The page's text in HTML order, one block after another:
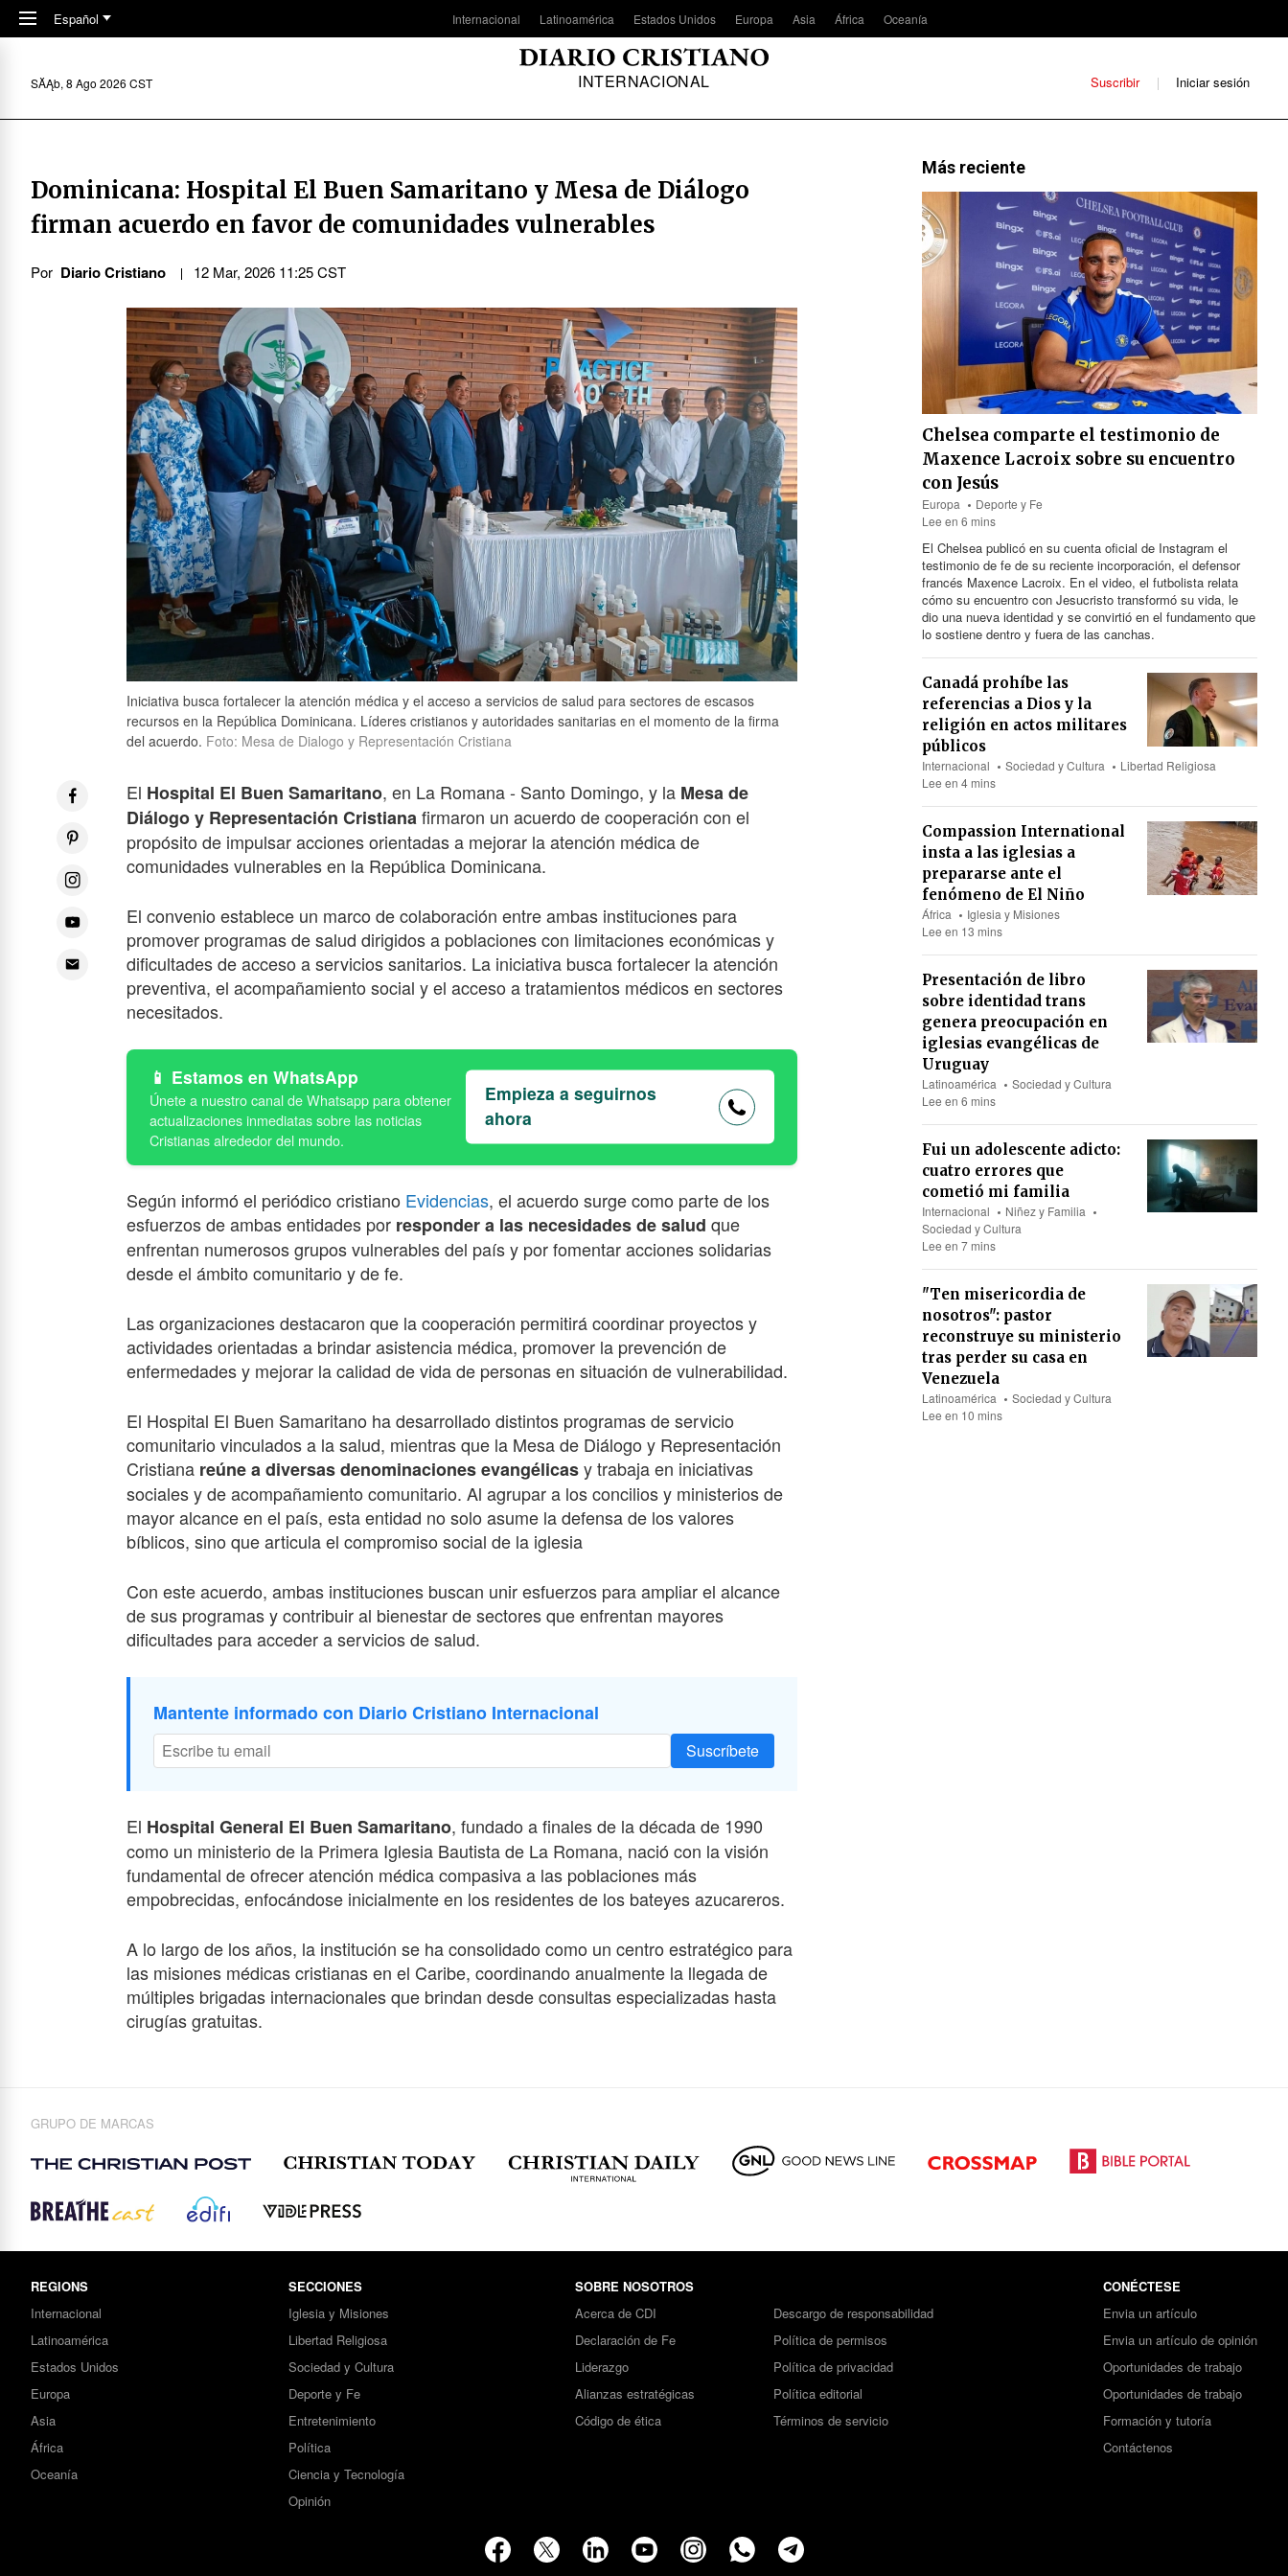
Skip to main content
Español Internacional Latinoamérica Estados Unidos Europa Asia África Oceanía
INTERNACIONAL
SĂĄb, 8 Ago 2026 CST Suscribir Iniciar sesión
Dominicana: Hospital El Buen Samaritano y Mesa de Diálogo
firman acuerdo en favor de comunidades vulnerables
Por Diario Cristiano 12 Mar, 2026 11:25 CST
Iniciativa busca fortalecer la atención médica y el acceso a servicios de salud para sectores de escasos
recursos en la República Dominicana. Líderes cristianos y autoridades sanitarias en el momento de la firma
del acuerdo. Foto: Mesa de Dialogo y Representación Cristiana
El Hospital El Buen Samaritano, en La Romana - Santo Domingo, y la Mesa de
Diálogo y Representación Cristianafirmaron un acuerdo de cooperación con el
propósito de impulsar acciones orientadas a mejorar la atención médica de
comunidades vulnerables en la República Dominicana.
El convenio establece un marco de colaboración entre ambas instituciones para
promover programas de salud dirigidos a poblaciones con limitaciones económicas y
dificultades de acceso a servicios sanitarios. La iniciativa busca fortalecer la atención
preventiva, el acompañamiento social y el acceso a tratamientos médicos en sectores
necesitados.
Estamos en WhatsApp
Empieza a seguirnos
ahora
Según informó el periódico cristiano Evidencias, el acuerdo surge como parte de los
esfuerzos de ambas entidades por responder a las necesidades de salud que
enfrentan numerosos grupos vulnerables del país y por fomentar acciones solidarias
desde el ámbito comunitario y de fe.
Las organizaciones destacaron que la cooperación permitirá coordinar proyectos y
actividades orientadas a brindar asistencia médica, promover la prevención de
enfermedades y mejorar la calidad de vida de personas en situación de vulnerabilidad.
El Hospital El Buen Samaritano ha desarrollado distintos programas de servicio
comunitario vinculados a la salud, mientras que la Mesa de Diálogo y Representación
Cristiana reúne a diversas denominaciones evangélicasy trabaja en iniciativas
sociales y de acompañamiento comunitario. Al agrupar a los concilios y ministerios de
mayor alcance en el país, esta entidad no solo asume la defensa de los valores
bíblicos, sino que articula el compromiso social de la iglesia
Con este acuerdo, ambas instituciones buscan unir esfuerzos para ampliar el alcance
de sus programas y contribuir al bienestar de sectores que enfrentan mayores
dificultades para acceder a servicios de salud.
Mantente informado con Diario Cristiano Internacional
Suscríbete
El Hospital General El Buen Samaritano, fundado a finales de la décadade 1990
como un ministerio de la Primera Iglesia Bautista de La Romana, nació con la visión
fundamental de ofrecer atención médica compasiva a las poblaciones más
empobrecidas, enfocándose inicialmente en los residentes de los bateyes azucareros.
A lo largo de los años, la institución se ha consolidado como un centro estratégico para
las misiones médicas cristianas en el Caribe, coordinando anualmente la llegada de
múltiples brigadas internacionales que brindan desde consultas especializadas hasta
cirugías gratuitas.
Más reciente
Chelsea comparte el testimonio de
Maxence Lacroix sobre su encuentro
con Jesús
Europa
Deporte y Fe
Lee en 6 mins
El Chelsea publicó en su cuenta oficial de Instagram el
testimonio de fe de su reciente incorporación, el defensor
francés Maxence Lacroix. En el video, el futbolista relata
cómo su encuentro con Jesucristo transformó su vida, le
dio una nueva identidad y se convirtió en el fundamento que
lo sostiene dentro y fuera de las canchas.
Canadá prohíbe las
referencias a Dios y la
religión en actos militares
públicos
Internacional Sociedad y Cultura
Libertad Religiosa
Lee en 4 mins
Compassion International
insta a las iglesias a
prepararse ante el
fenómeno de El Niño
África
Iglesia y Misiones
Lee en 13 mins
Presentación de libro
sobre identidad trans
genera preocupación en
iglesias evangélicas de
Uruguay
Latinoamérica
Sociedad y Cultura
Lee en 6 mins
Fui un adolescente adicto:
cuatro errores que
cometió mi familia
Internacional
Niñez y Familia
Sociedad y Cultura
Lee en 7 mins
"Ten misericordia de
nosotros": pastor
reconstruye su ministerio
tras perder su casa en
Venezuela
Latinoamérica
Sociedad y Cultura
Lee en 10 mins
GRUPO DE MARCAS
REGIONS
Internacional
Latinoamérica
Estados Unidos
Europa
Asia
África
Oceanía
SECCIONES
Iglesia y Misiones
Libertad Religiosa
Sociedad y Cultura
Deporte y Fe
Entretenimiento
Política
Ciencia y Tecnología
Opinión
SOBRE NOSOTROS
Acerca de CDI
Declaración de Fe
Liderazgo
Alianzas estratégicas
Código de ética
Descargo de responsabilidad
Política de permisos
Política de privacidad
Política editorial
Términos de servicio
CONÉCTESE
Envia un artículo
Envia un artículo de opinión
Oportunidades de trabajo
Oportunidades de trabajo
Formación y tutoría
Contáctenos